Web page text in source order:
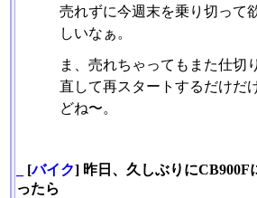
売れずに今週末を乗り切って
しいなぁ。
ま、売れちゃってもまた仕切り
直して再スタートするだけだ
どね〜。
[バイク] 昨日、久しぶりにCB900F
ったら